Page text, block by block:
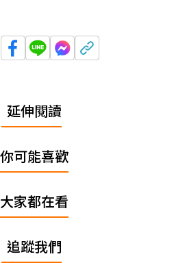
延伸閱讀
你可能喜歡
大家都在看
追蹤我們